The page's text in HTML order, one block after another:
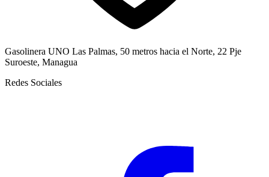
Gasolinera UNO Las Palmas, 50 metros hacia el Norte, 22 Pje
Suroeste, Managua
Redes Sociales